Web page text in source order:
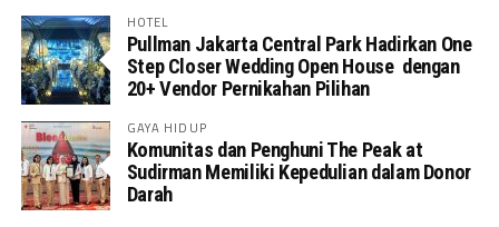
HOTEL
Pullman Jakarta Central Park Hadirkan One
Step Closer Wedding Open House dengan
20+ Vendor Pernikahan Pilihan
GAYA HIDUP
Komunitas dan Penghuni The Peak at
Sudirman Memiliki Kepedulian dalam Donor
Darah